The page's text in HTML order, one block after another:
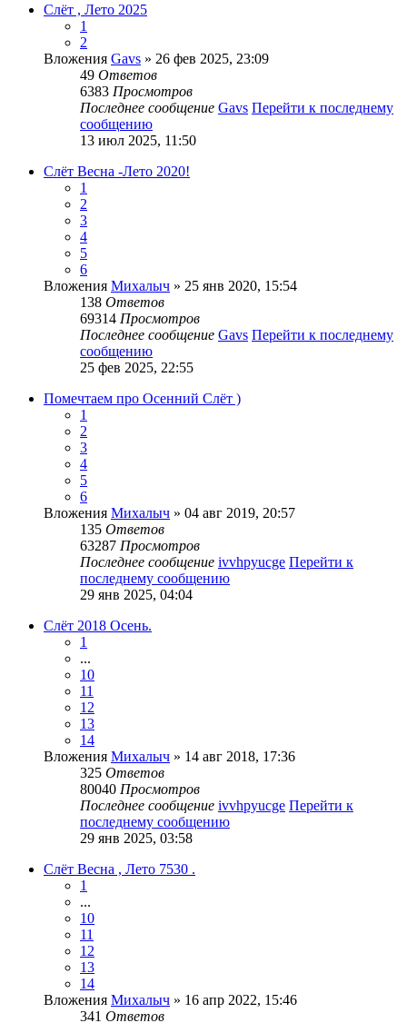
Слёт , Лето 2025
1
2
Вложения Gavs » 26 фев 2025, 23:09
49 Ответов
6383 Просмотров
Последнее сообщение Gavs Перейти к последнему
сообщению
13 июл 2025, 11:50
Слёт Весна -Лето 2020!
1
2
3
4
5
6
Вложения Михалыч » 25 янв 2020, 15:54
138 Ответов
69314 Просмотров
Последнее сообщение Gavs Перейти к последнему
сообщению
25 фев 2025, 22:55
Помечтаем про Осенний Слёт )
1
2
3
4
5
6
Вложения Михалыч » 04 авг 2019, 20:57
135 Ответов
63287 Просмотров
Последнее сообщение ivvhpyucge Перейти к
последнему сообщению
29 янв 2025, 04:04
Слёт 2018 Осень.
1
...
10
11
12
13
14
Вложения Михалыч » 14 авг 2018, 17:36
325 Ответов
80040 Просмотров
Последнее сообщение ivvhpyucge Перейти к
последнему сообщению
29 янв 2025, 03:58
Слёт Весна , Лето 7530 .
1
...
10
11
12
13
14
Вложения Михалыч » 16 апр 2022, 15:46
341 Ответов